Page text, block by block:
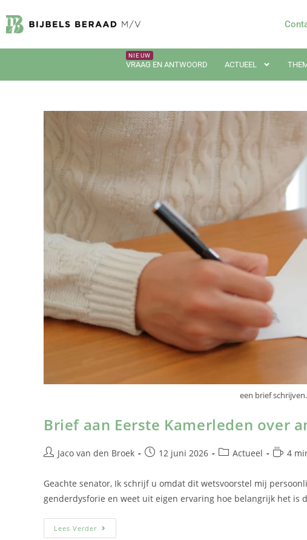
VRAAG EN ANTWOORD ACTUEEL
een brief
Brief aan Eerste Kamerleden over
Jaco van den Broek 12 juni 2026 Actueel 4
Geachte senator, Ik schrijf u omdat dit wetsvoorstel mij
genderdysforie en weet uit eigen ervaring hoe belangrijk het is
Lees Verder